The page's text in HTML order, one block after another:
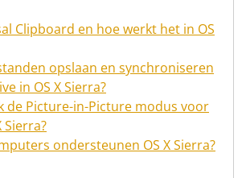
Clipboard en hoe werkt het in OS
opslaan en synchroniseren
in OS X Sierra?
de Picture-in-Picture modus voor
Sierra?
ondersteunen OS X Sierra?